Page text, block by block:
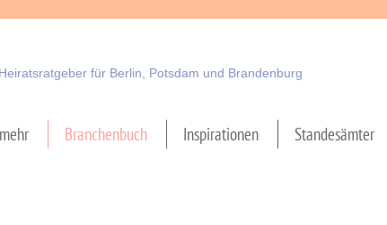
Branchenbuch Inspirationen Standesämter